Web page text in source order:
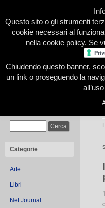
Home Presentazione
Categorie
Arte
Libri
Net Journal
Questo sito o gli strumenti
cookie necessari al
nella cookie policy. Se
Chiudendo questo banner,
un link o proseguendo la